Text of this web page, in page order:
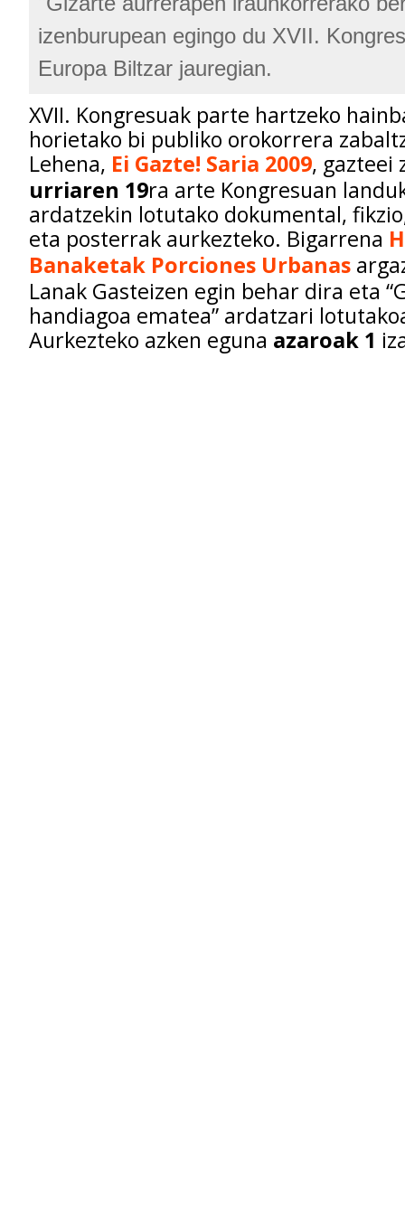
izenburupean egingo du XVII.
Europa Biltzar jauregian.
XVII. Kongresuak parte hartzeko
horietako bi publiko orokorrera
Lehena, Ei Gazte! Saria 2009, gazteei
urriaren 19ra arte Kongresuan
ardatzekin lotutako dokumental,
eta posterrak aurkezteko. Bigarrena
Banaketak Porciones Urbanas
Lanak Gasteizen egin behar dira eta
handiagoa ematea” ardatzari
Aurkezteko azken eguna azaroak 1